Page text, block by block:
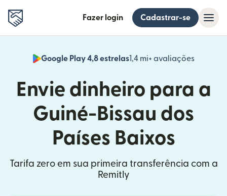
Fazer login Cadastrar-se
Google Play 4,8 estrelas1,4 mi+ avaliações
(abre
Envie dinheiro para a
Guiné-Bissau dos
Países Baixos
Tarifa zero em sua primeira transferência com a
Remitly